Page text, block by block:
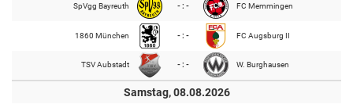
SpVgg Bayreuth - : - FC Memmingen
1860 München - : - FC Augsburg II
TSV Aubstadt - : - W. Burghausen
Samstag, 08.08.2026